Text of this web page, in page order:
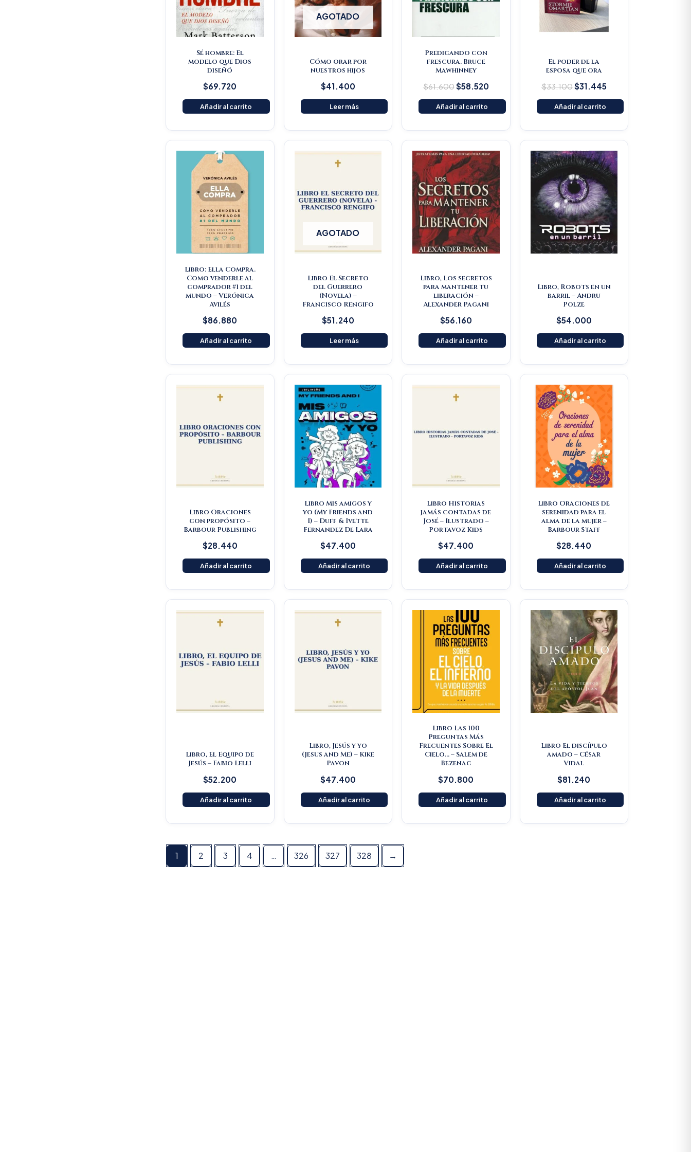
Sé hombre: El
modelo que Dios
diseñó
$69.720
Añadir al carrito
AGOTADO
Cómo orar por
nuestros hijos
$41.400
Leer más
Predicando con
frescura. Bruce
Mawhinney
$61.600$58.520
Añadir al carrito
El poder de la
esposa que ora
$33.100$31.445
Añadir al carrito
Libro: Ella Compra.
Como venderle al
comprador #1 del
mundo – Verónica
Avilés
$86.880
Añadir al carrito
AGOTADO
Libro El Secreto
del Guerrero
(Novela) –
Francisco Rengifo
$51.240
Leer más
Libro, Los secretos
para mantener tu
liberación –
Alexander Pagani
$56.160
Añadir al carrito
Libro, Robots en un
barril – Andru
Polze
$54.000
Añadir al carrito
Libro Oraciones
con propósito –
Barbour Publishing
$28.440
Añadir al carrito
Libro Mis amigos y
yo (My Friends and
I) – Duff & Ivette
Fernandez De Lara
$47.400
Añadir al carrito
Libro Historias
jamás contadas de
José – Ilustrado –
Portavoz Kids
$47.400
Añadir al carrito
Libro Oraciones de
serenidad para el
alma de la mujer –
Barbour Staff
$28.440
Añadir al carrito
Libro, El Equipo de
Jesús – Fabio Lelli
$52.200
Añadir al carrito
Libro, Jesús y yo
(Jesus and Me) – Kike
Pavon
$47.400
Añadir al carrito
Libro Las 100
Preguntas Más
Frecuentes Sobre El
Cielo… – Salem de
Bezenac
$70.800
Añadir al carrito
Libro El discípulo
amado – César
Vidal
$81.240
Añadir al carrito
1 2 3 4 … 326 327 328 →